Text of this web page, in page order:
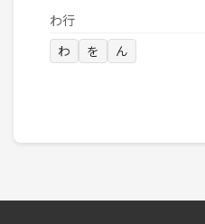
わ行
わ を ん